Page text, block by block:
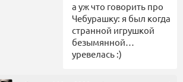
а уж что говорить про
Чебурашку: я был когда
странной игрушкой
безымянной…
уревелась :)